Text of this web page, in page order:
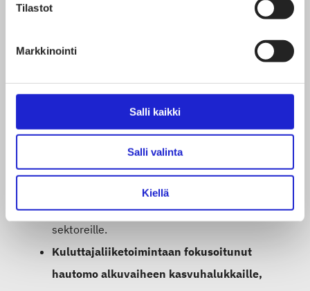
Tilastot
Markkinointi
Salli kaikki
Salli valinta
Kiellä
kasvusopimustyön hengessä. Vuoropuhelulle
asettaa riittävän kunnianhimoiset tavoitteet
toteutus ja resurssit. Tekstiili- ja muotiala voi
toimia laajemman design-vetoisen
toiminnan laajentaminen tekstiili- ja
muotialalta muille kuluttajaliiketoiminnan
sektoreille.
Kuluttajaliiketoimintaan fokusoitunut
hautomo alkuvaiheen kasvuhalukkaille,